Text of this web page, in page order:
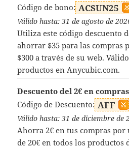
Código de bono: ACSUN25
Válido hasta: 31 de agosto de
Utiliza este código descuento
ahorrar $35 para las
$300 a través de su web.
productos en Anycubic.com.
Descuento del 2€ en
Código de Descuento: AFF
Válido hasta: 31 de diciembre de
Ahorra 2€ en tus compras
de 20€ en todos los productos